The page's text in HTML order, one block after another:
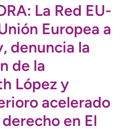
La Red EU-
Europea a
denuncia la
de la
López y
acelerado
en El